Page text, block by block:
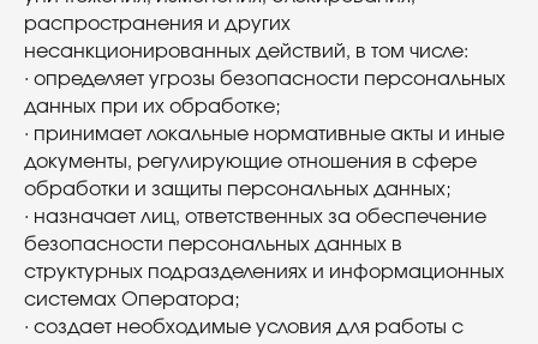
распространения и других
несанкционированных действий, в том числе:
· определяет угрозы безопасности персональных
данных при их обработке;
· принимает локальные нормативные акты и иные
документы, регулирующие отношения в сфере
обработки и защиты персональных данных;
· назначает лиц, ответственных за обеспечение
безопасности персональных данных в
структурных подразделениях и информационных
системах Оператора;
· создает необходимые условия для работы с